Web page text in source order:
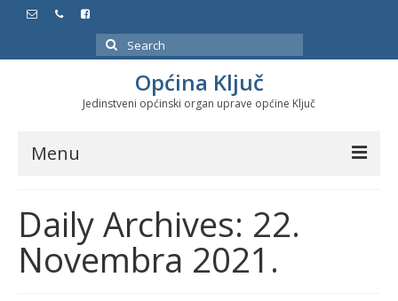
Search
for:
Općina Ključ
Jedinstveni općinski organ uprave općine Ključ
Menu
Službeni glasnici
Javne nabavke
Daily Archives: 22.
Novembra 2021.